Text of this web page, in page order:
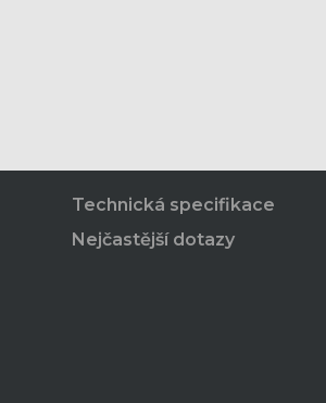
Technická specifikace
Nejčastější dotazy